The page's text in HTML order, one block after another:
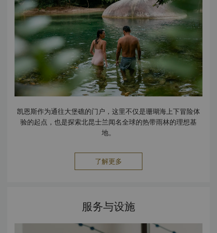
凯恩斯作为通往大堡礁的门户，这里不仅是珊瑚海上下冒险体
验的起点，也是探索北昆士兰闻名全球的热带雨林的理想基
地。
了解更多
服务与设施